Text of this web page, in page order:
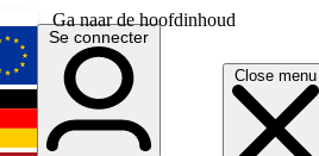
Ga naar de hoofdinhoud
Close menu
English
Deutsch
Se connecter